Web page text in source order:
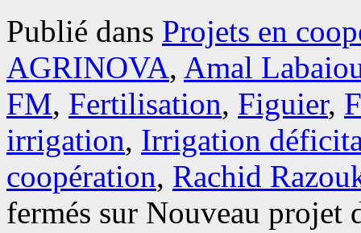
Publié dans Projets en
AGRINOVA, Amal
FM, Fertilisation, Figuier,
irrigation, Irrigation
coopération, Rachid
fermés sur Nouveau projet